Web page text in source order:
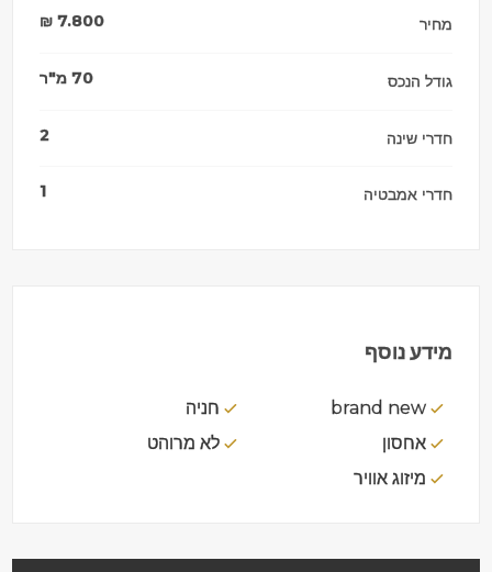
מחיר 7.800
₪
גודל הנכס 70 מ"ר
חדרי שינה 2
חדרי אמבטיה 1
מידע נוסף
brand new
חניה
אחסון
לא מרוהט
מיזוג אוויר